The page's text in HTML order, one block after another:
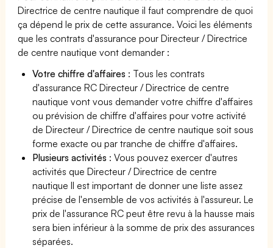
Directrice de centre nautique il faut comprendre de quoi
ça dépend le prix de cette assurance. Voici les éléments
que les contrats d'assurance pour Directeur / Directrice
de centre nautique vont demander :
Votre chiffre d'affaires : Tous les contrats
d'assurance RC Directeur / Directrice de centre
nautique vont vous demander votre chiffre d'affaires
ou prévision de chiffre d'affaires pour votre activité
de Directeur / Directrice de centre nautique soit sous
forme exacte ou par tranche de chiffre d'affaires.
Plusieurs activités : Vous pouvez exercer d'autres
activités que Directeur / Directrice de centre
nautique Il est important de donner une liste assez
précise de l'ensemble de vos activités à l'assureur. Le
prix de l'assurance RC peut être revu à la hausse mais
sera bien inférieur à la somme de prix des assurances
séparées.